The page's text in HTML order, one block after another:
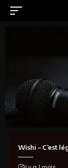
Wishi – C’est